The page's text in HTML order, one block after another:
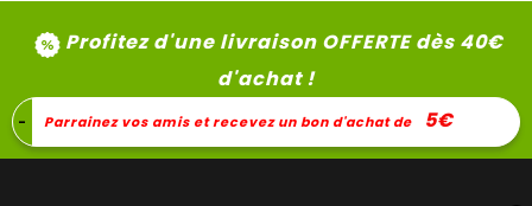
Profitez d'une livraison OFFERTE dès 40€
d'achat !
- Parrainez vos amis et recevez un bon d'achat de 5€